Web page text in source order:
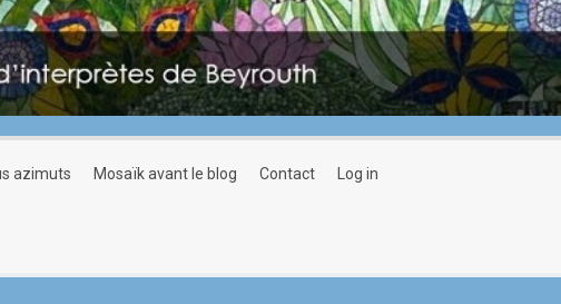
azimuts mosaïk avant le blog contact log in